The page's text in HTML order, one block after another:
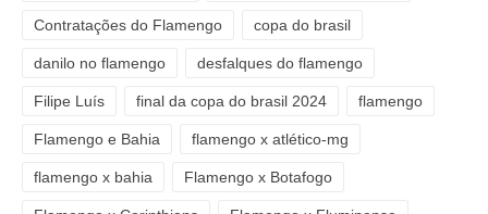
Contratações do Flamengo copa do brasil
danilo no flamengo desfalques do flamengo
Filipe Luís final da copa do brasil 2024 flamengo
Flamengo e Bahia flamengo x atlético-mg
flamengo x bahia Flamengo x Botafogo